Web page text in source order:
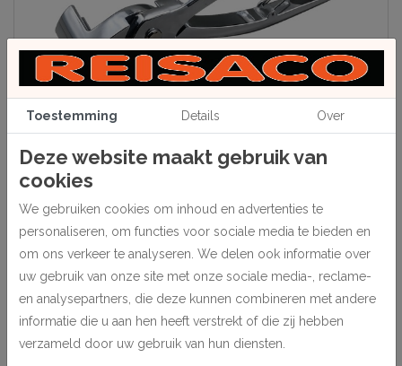
Beschrijving
Verchroomde uitvoering met veer, budget kwaliteit.
Lengte 20 cm, bekbreedte 6 cm.
1 stuk.
Specificaties
Toestemming Details Over
Deze website maakt gebruik van
cookies
We gebruiken cookies om inhoud en advertenties te
personaliseren, om functies voor sociale media te bieden en
om ons verkeer te analyseren. We delen ook informatie over
uw gebruik van onze site met onze sociale media-, reclame-
en analysepartners, die deze kunnen combineren met andere
informatie die u aan hen heeft verstrekt of die zij hebben
verzameld door uw gebruik van hun diensten.